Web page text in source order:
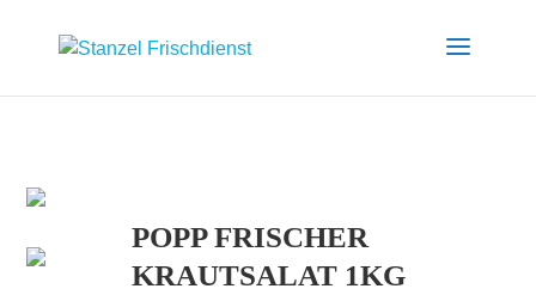
POPP FRISCHER
KRAUTSALAT 1KG